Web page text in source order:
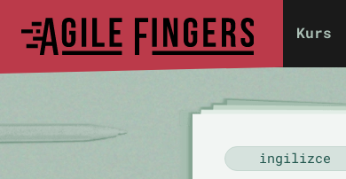
Kurs
i̇ngilizce